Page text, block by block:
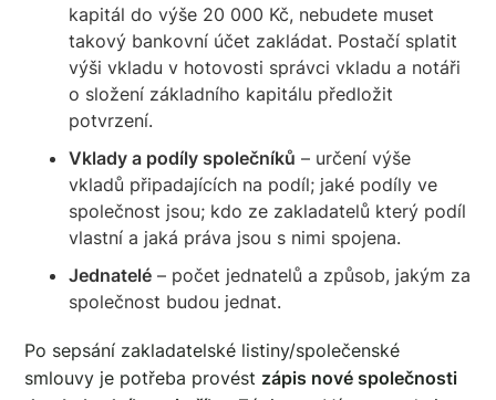
kapitál do výše 20 000 Kč, nebudete muset
takový bankovní účet zakládat. Postačí splatit
výši vkladu v hotovosti správci vkladu a notáři
o složení základního kapitálu předložit
potvrzení.
Vklady a podíly společníků – určení výše
vkladů připadajících na podíl; jaké podíly ve
společnost jsou; kdo ze zakladatelů který podíl
vlastní a jaká práva jsou s nimi spojena.
Jednatelé – počet jednatelů a způsob, jakým za
společnost budou jednat.
Po sepsání zakladatelské listiny/společenské
smlouvy je potřeba provést zápis nové společnosti